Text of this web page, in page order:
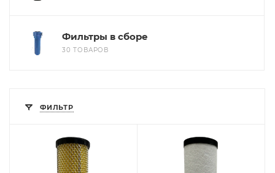
Фильтры в сборе
30 ТОВАРОВ
ФИЛЬТР